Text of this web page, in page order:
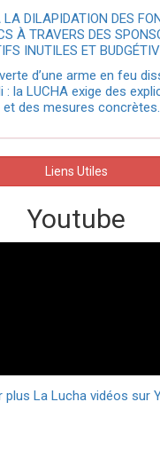
LA DILAPIDATION DES
À TRAVERS DES
INUTILES ET
d’une arme en feu
: la LUCHA exige des
et des mesures concrètes.
Liens Utiles
Youtube
plus La Lucha vidéos sur